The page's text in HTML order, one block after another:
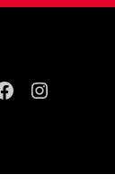
Facebook